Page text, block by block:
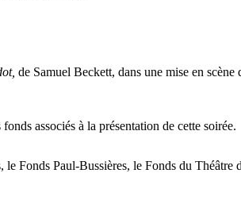
de Samuel Beckett, dans une mise en
associés à la présentation de cette soirée.
Fonds Paul-Bussières, le Fonds du